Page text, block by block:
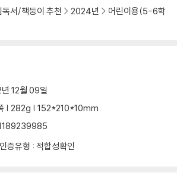
서/책둥이 추천 2024년
어린이용(5-6학
12월 09일
| 282g | 152*210*10mm
인증유형 : 적합성확인